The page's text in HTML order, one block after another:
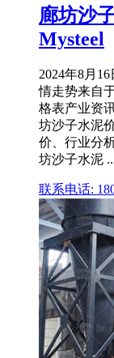
廊坊沙
Mysteel
2024年8月
情走势来自
格表产业资
坊沙子水泥
价、行业分
坊沙子水泥
联系电话: